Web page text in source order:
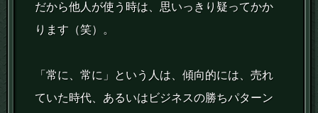
だから他人が使う時は、思いっきり疑ってかか
ります（笑）。
「常に、常に」という人は、傾向的には、売れ
ていた時代、あるいはビジネスの勝ちパターン